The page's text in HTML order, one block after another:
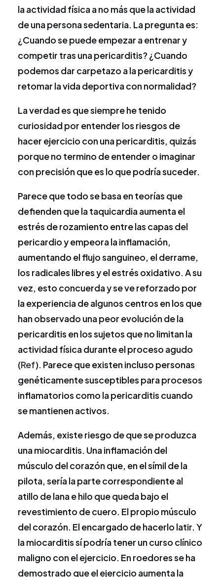
la actividad física a no más que la actividad
de una persona sedentaria. La pregunta es:
¿Cuando se puede empezar a entrenar y
competir tras una pericarditis? ¿Cuando
podemos dar carpetazo a la pericarditis y
retomar la vida deportiva con normalidad?
La verdad es que siempre he tenido
curiosidad por entender los riesgos de
hacer ejercicio con una pericarditis, quizás
porque no termino de entender o imaginar
con precisión que es lo que podría suceder.
Parece que todo se basa en teorías que
defienden que la taquicardia aumenta el
estrés de rozamiento entre las capas del
pericardio y empeora la inflamación,
aumentando el flujo sanguineo, el derrame,
los radicales libres y el estrés oxidativo. A su
vez, esto concuerda y se ve reforzado por
la experiencia de algunos centros en los que
han observado una peor evolución de la
pericarditis en los sujetos que no limitan la
actividad física durante el proceso agudo
(Ref). Parece que existen incluso personas
genéticamente susceptibles para procesos
inflamatorios como la pericarditis cuando
se mantienen activos.
Además, existe riesgo de que se produzca
una miocarditis. Una inflamación del
músculo del corazón que, en el símil de la
pilota, sería la parte correspondiente al
atillo de lana e hilo que queda bajo el
revestimiento de cuero. El propio músculo
del corazón. El encargado de hacerlo latir. Y
la miocarditis sí podría tener un curso clínico
maligno con el ejercicio. En roedores se ha
demostrado que el ejercicio aumenta la